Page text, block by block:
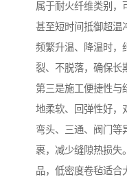
属于耐火纤维类别，
甚至短时间抵御超温
频繁升温、降温时，
裂、不脱落，确保长
第三是施工便捷性与
地柔软、回弹性好，
弯头、三通、阀门等
裹，减少缝隙热损失
品，低密度卷毡适合